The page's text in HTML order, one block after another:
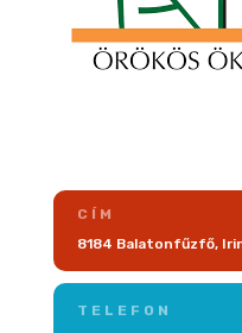
CÍM
8184 Balatonfűzfő,
TELEFON